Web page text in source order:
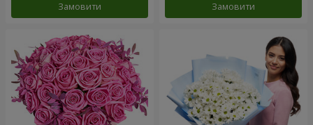
Замовити Замовити